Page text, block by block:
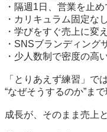
・隔週1日、営業を止
・カリキュラム固定な
・学びをすぐ売上に変
・SNSブランディング
・少人数制で密度の高
「とりあえず練習」で
“なぜそうするのか”まで
成長が、そのまま売上